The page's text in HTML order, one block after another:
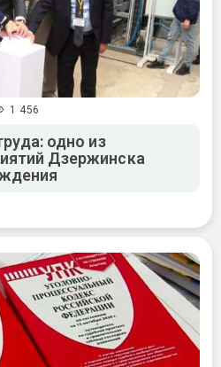
1 456
одно из
Дзержинска